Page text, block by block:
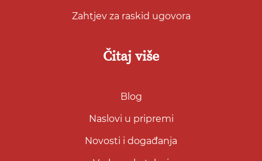
Zahtjev za raskid ugovora
Čitaj više
Blog
Naslovi u pripremi
Novosti i događanja